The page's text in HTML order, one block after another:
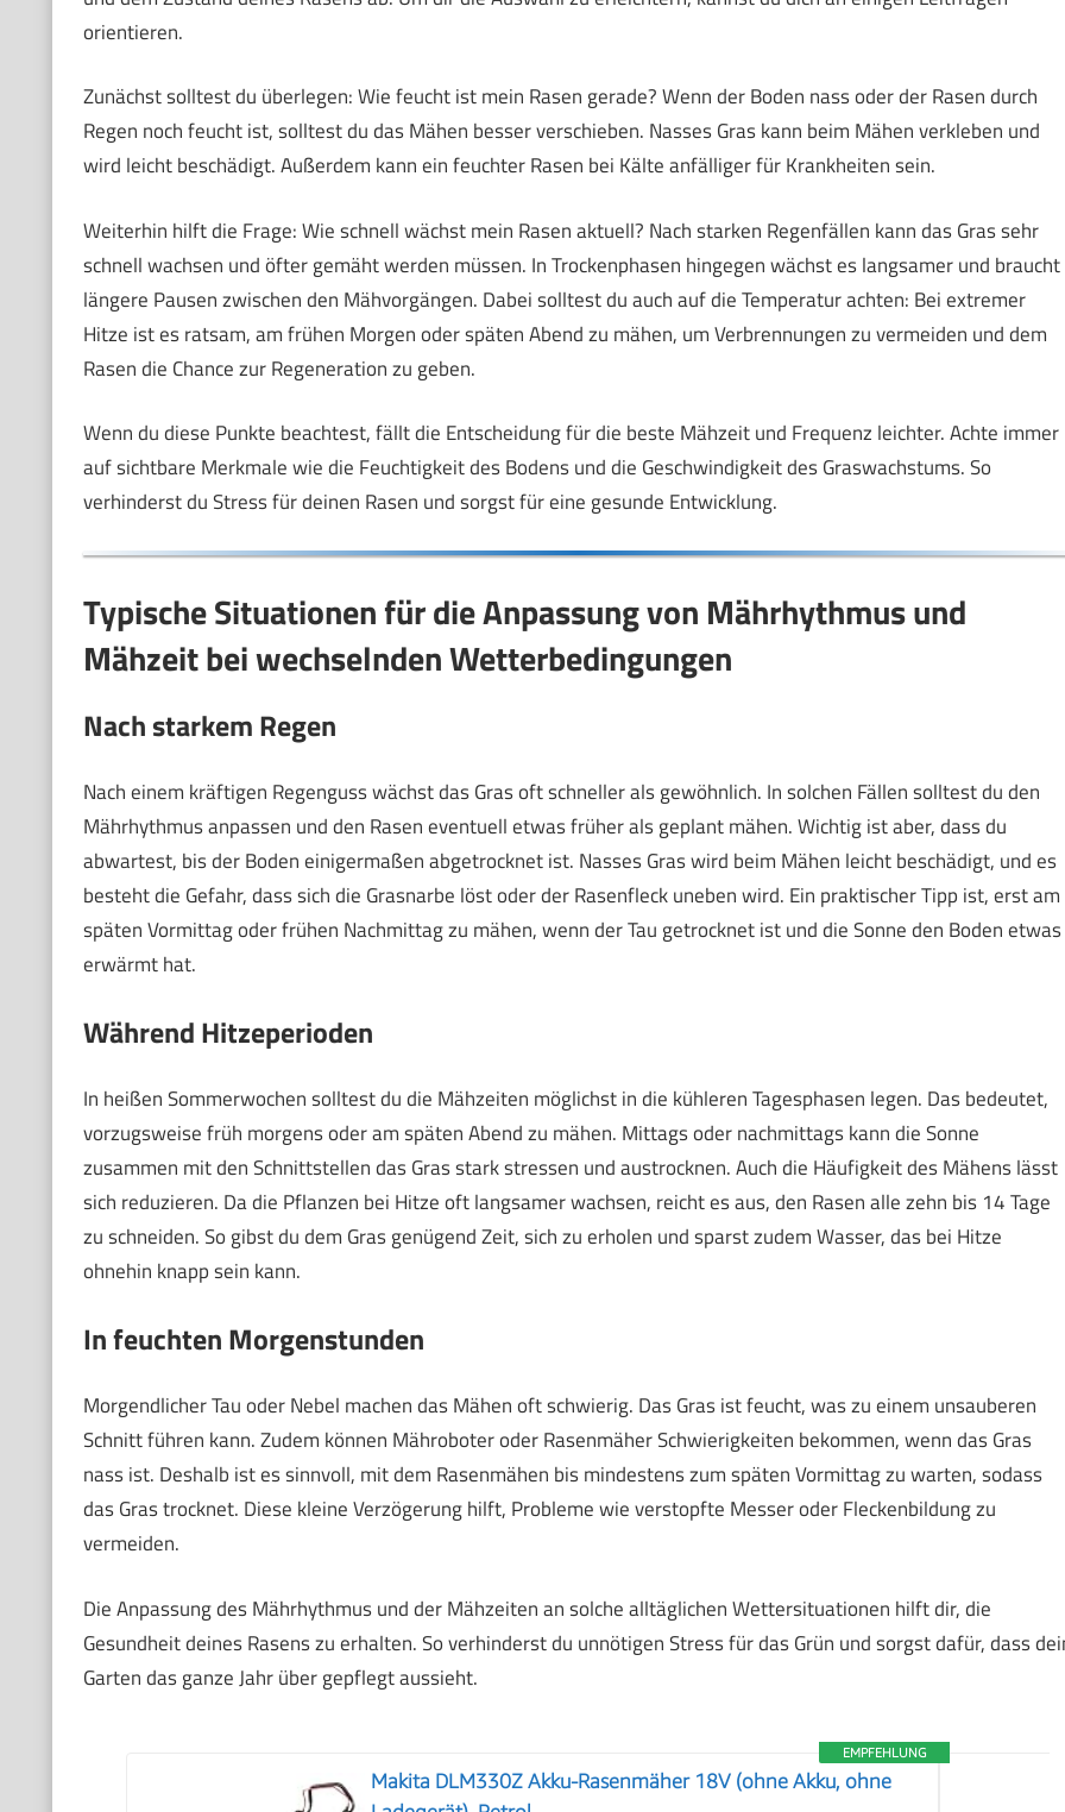
orientieren.
Zunächst solltest du überlegen: Wie feucht ist mein Rasen gerade? Wenn der Boden nass oder der Rasen durch
Regen noch feucht ist, solltest du das Mähen besser verschieben. Nasses Gras kann beim Mähen verkleben und
wird leicht beschädigt. Außerdem kann ein feuchter Rasen bei Kälte anfälliger für Krankheiten sein.
Weiterhin hilft die Frage: Wie schnell wächst mein Rasen aktuell? Nach starken Regenfällen kann das Gras sehr
schnell wachsen und öfter gemäht werden müssen. In Trockenphasen hingegen wächst es langsamer und braucht
längere Pausen zwischen den Mähvorgängen. Dabei solltest du auch auf die Temperatur achten: Bei extremer
Hitze ist es ratsam, am frühen Morgen oder späten Abend zu mähen, um Verbrennungen zu vermeiden und dem
Rasen die Chance zur Regeneration zu geben.
Wenn du diese Punkte beachtest, fällt die Entscheidung für die beste Mähzeit und Frequenz leichter. Achte immer
auf sichtbare Merkmale wie die Feuchtigkeit des Bodens und die Geschwindigkeit des Graswachstums. So
verhinderst du Stress für deinen Rasen und sorgst für eine gesunde Entwicklung.
Typische Situationen für die Anpassung von Mährhythmus und
Mähzeit bei wechselnden Wetterbedingungen
Nach starkem Regen
Nach einem kräftigen Regenguss wächst das Gras oft schneller als gewöhnlich. In solchen Fällen solltest du den
Mährhythmus anpassen und den Rasen eventuell etwas früher als geplant mähen. Wichtig ist aber, dass du
abwartest, bis der Boden einigermaßen abgetrocknet ist. Nasses Gras wird beim Mähen leicht beschädigt, und es
besteht die Gefahr, dass sich die Grasnarbe löst oder der Rasenfleck uneben wird. Ein praktischer Tipp ist, erst am
späten Vormittag oder frühen Nachmittag zu mähen, wenn der Tau getrocknet ist und die Sonne den Boden etwas
erwärmt hat.
Während Hitzeperioden
In heißen Sommerwochen solltest du die Mähzeiten möglichst in die kühleren Tagesphasen legen. Das bedeutet,
vorzugsweise früh morgens oder am späten Abend zu mähen. Mittags oder nachmittags kann die Sonne
zusammen mit den Schnittstellen das Gras stark stressen und austrocknen. Auch die Häufigkeit des Mähens lässt
sich reduzieren. Da die Pflanzen bei Hitze oft langsamer wachsen, reicht es aus, den Rasen alle zehn bis 14 Tage
zu schneiden. So gibst du dem Gras genügend Zeit, sich zu erholen und sparst zudem Wasser, das bei Hitze
ohnehin knapp sein kann.
In feuchten Morgenstunden
Morgendlicher Tau oder Nebel machen das Mähen oft schwierig. Das Gras ist feucht, was zu einem unsauberen
Schnitt führen kann. Zudem können Mähroboter oder Rasenmäher Schwierigkeiten bekommen, wenn das Gras
nass ist. Deshalb ist es sinnvoll, mit dem Rasenmähen bis mindestens zum späten Vormittag zu warten, sodass
das Gras trocknet. Diese kleine Verzögerung hilft, Probleme wie verstopfte Messer oder Fleckenbildung zu
vermeiden.
Die Anpassung des Mährhythmus und der Mähzeiten an solche alltäglichen Wettersituationen hilft dir, die
Gesundheit deines Rasens zu erhalten. So verhinderst du unnötigen Stress für das Grün und sorgst dafür, dass
Garten das ganze Jahr über gepflegt aussieht.
EMPFEHLUNG
Makita DLM330Z Akku-Rasenmäher 18V (ohne Akku, ohne